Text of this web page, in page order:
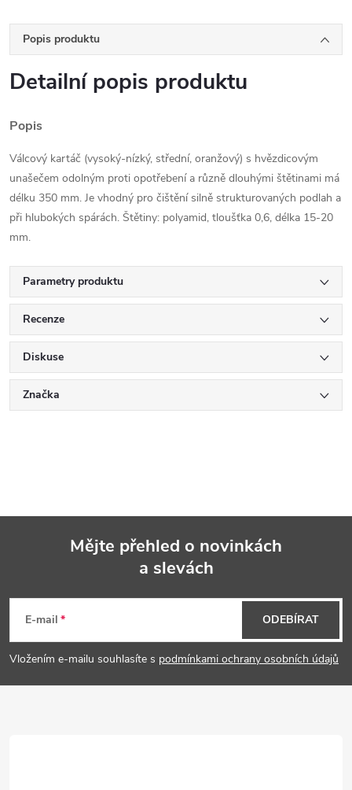
Popis produktu
Detailní popis produktu
Popis
Válcový kartáč (vysoký-nízký, střední, oranžový) s hvězdicovým
unašečem odolným proti opotřebení a různě dlouhými štětinami má
délku 350 mm. Je vhodný pro čištění silně strukturovaných podlah a
při hlubokých spárách. Štětiny: polyamid, tloušťka 0,6, délka 15-20
mm.
Parametry produktu
Recenze
Diskuse
Značka
p
a
Mějte přehled o novinkách
a slevách
E-mail
Vložením e-mailu souhlasíte s podmínkami ochrany osobních údajů
ODEBÍRAT